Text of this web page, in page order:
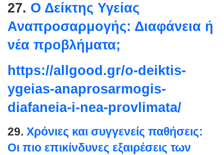
27. Ο Δείκτης Υγείας
Αναπροσαρμογής: Διαφάνεια ή
νέα προβλήματα;
https://allgood.gr/o-deiktis-
ygeias-anaprosarmogis-
diafaneia-i-nea-provlimata/
29. Χρόνιες και συγγενείς παθήσεις:
Οι πιο επικίνδυνες εξαιρέσεις των